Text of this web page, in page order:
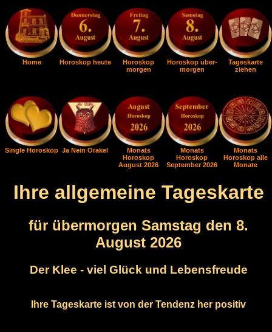
Home Horoskop heute
Horoskop
morgen
Horoskop über-
morgen
Tageskarte
ziehen
Single Horoskop Ja Nein Orakel
Monats
Horoskop
August 2026
Monats
Horoskop
September 2026
Monats
Horoskop alle
Monate
Ihre allgemeine Tageskarte
für übermorgen Samstag den 8.
August 2026
Der Klee - viel Glück und Lebensfreude
Ihre Tageskarte ist von der Tendenz her positiv